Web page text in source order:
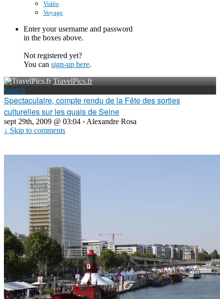
Vidéo
Voyage
Enter your username and password
in the boxes above.
Not registered yet?
You can sign-up here.
TravelPics.fr
Search
Spectaculaire, compte rendu de la Fête des sorties
culturelles sur les quais de Seine
sept 29th, 2009 @ 03:04 › Alexandre Rosa
↓ Skip to comments